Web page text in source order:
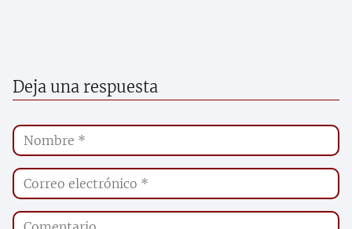
Deja una respuesta